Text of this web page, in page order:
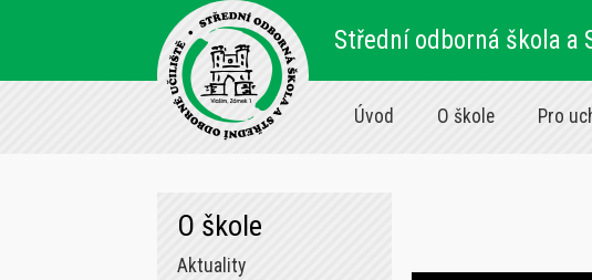
Střední odborná škola a
Úvod O škole Pro
O škole
Aktuality